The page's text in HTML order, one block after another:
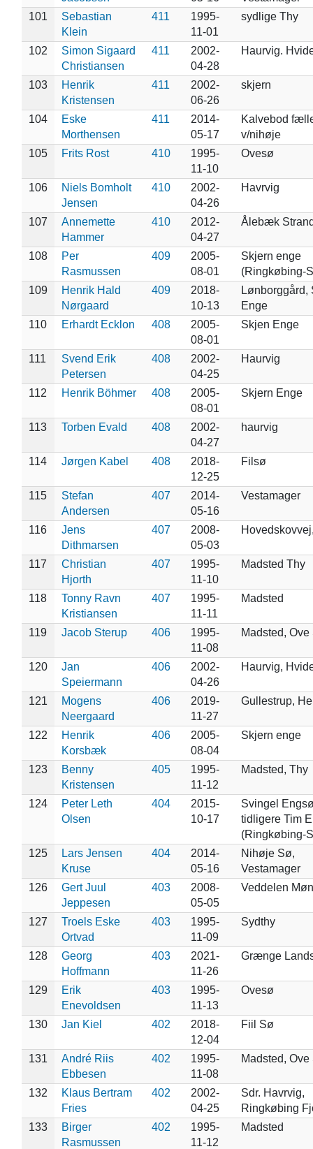
101
Sebastian
Klein
411
1995-
11-01
sydlige Thy
102
Simon Sigaard
Christiansen
411
2002-
04-28
Haurvig.
103
Henrik
Kristensen
411
2002-
06-26
skjern
104
Eske
Morthensen
411
2014-
05-17
Kalvebod
v/nihøje
105
Frits Rost 410
1995-
11-10
Ovesø
106
Niels Bomholt
Jensen
410
2002-
04-26
Havrvig
107
Annemette
Hammer
410
2012-
04-27
Ålebæk
108
Per
Rasmussen
409
2005-
08-01
Skjern enge
(Ringkøbing-
109
Henrik Hald
Nørgaard
409
2018-
10-13
Lønborggård,
Enge
110
Erhardt Ecklon 408
2005-
08-01
Skjen Enge
111
Svend Erik
Petersen
408
2002-
04-25
Haurvig
112 Henrik Böhmer 408
2005-
08-01
Skjern Enge
113 Torben Evald 408
2002-
04-27
haurvig
114 Jørgen Kabel 408
2018-
12-25
Filsø
115
Stefan
Andersen
407
2014-
05-16
Vestamager
116
Jens
Dithmarsen
407
2008-
05-03
117
Christian
Hjorth
407
1995-
11-10
Madsted Thy
118
Tonny Ravn
Kristiansen
407
1995-
11-11
Madsted
119 Jacob Sterup 406
1995-
11-08
Madsted,
120
Jan
Speiermann
406
2002-
04-26
Haurvig,
121
Mogens
Neergaard
406
2019-
11-27
Gullestrup,
122
Henrik
Korsbæk
406
2005-
08-04
Skjern enge
123
Benny
Kristensen
405
1995-
11-12
Madsted, Thy
124
Peter Leth
Olsen
404
2015-
10-17
Svingel
tidligere Tim
(Ringkøbing-
125
Lars Jensen
Kruse
404
2014-
05-16
Nihøje Sø,
Vestamager
126
Gert Juul
Jeppesen
403
2008-
05-05
Veddelen Møn
127
Troels Eske
Ortvad
403
1995-
11-09
Sydthy
128
Georg
Hoffmann
403
2021-
11-26
Grænge
129
Erik
Enevoldsen
403
1995-
11-13
Ovesø
130 Jan Kiel 402
2018-
12-04
Fiil Sø
131
André Riis
Ebbesen
402
1995-
11-08
Madsted, Ove
132
Klaus Bertram
Fries
402
2002-
04-25
Sdr. Havrvig,
Ringkøbing
133
Birger
Rasmussen
402
1995-
11-12
Madsted